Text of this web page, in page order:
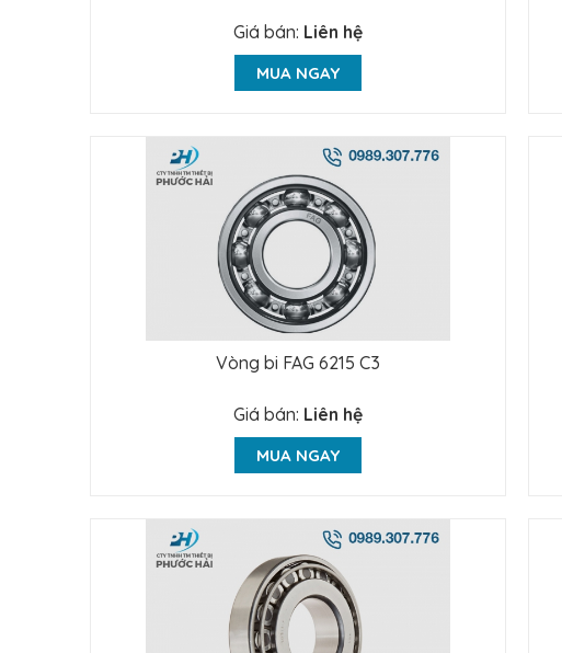
Giá bán: Liên hệ
MUA NGAY
Vòng bi FAG 6215 C3
Giá bán: Liên hệ
MUA NGAY